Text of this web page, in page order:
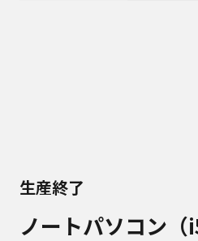
生産終了
ノートパソコン